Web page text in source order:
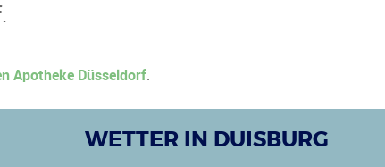
Apotheke Düsseldorf.
WETTER IN DUISBURG